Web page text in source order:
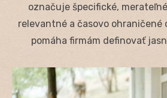
označuje špecifické,
relevantné a časovo ohraničené
pomáha firmám definovať